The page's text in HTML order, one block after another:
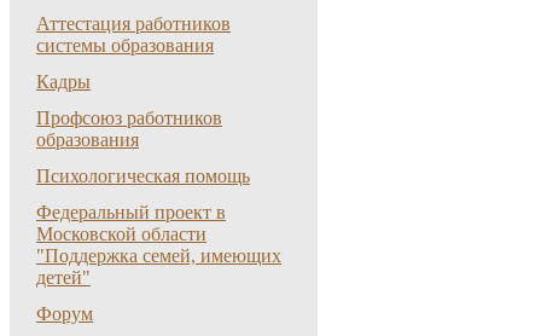
Аттестация работников
системы образования
Кадры
Профсоюз работников
образования
Психологическая помощь
Федеральный проект в
Московской области
"Поддержка семей, имеющих
детей"
Форум